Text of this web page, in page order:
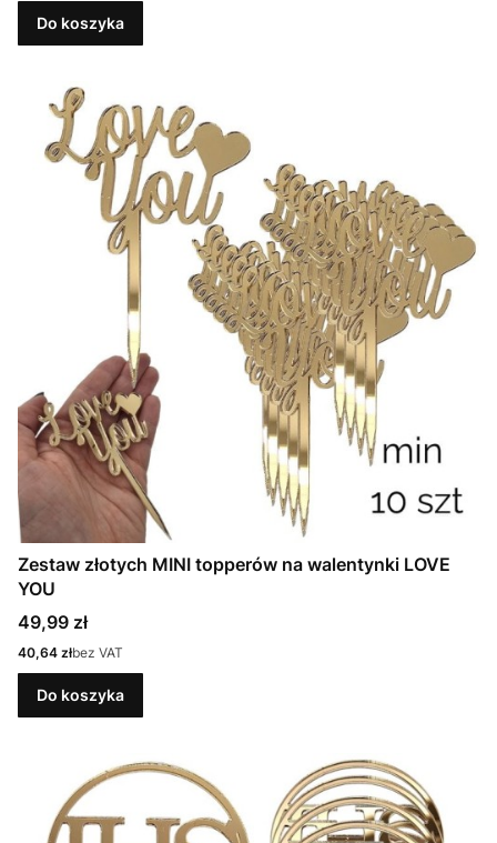
Do koszyka
Zestaw złotych MINI topperów na walentynki LOVE
YOU
Cena
49,99 zł
Cena
40,64 złbez VAT
Do koszyka